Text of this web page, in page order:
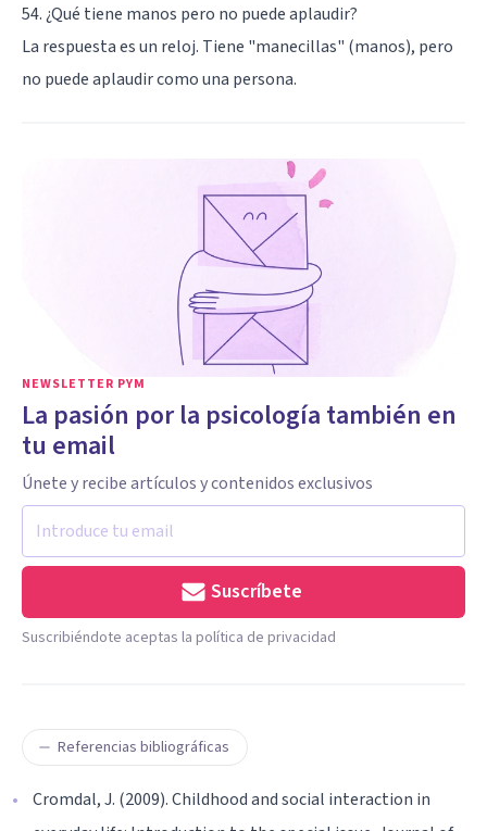
54. ¿Qué tiene manos pero no puede aplaudir?
La respuesta es un reloj. Tiene "manecillas" (manos), pero
no puede aplaudir como una persona.
NEWSLETTER PYM
La pasión por la psicología también en
tu email
Únete y recibe artículos y contenidos exclusivos
Suscríbete
Suscribiéndote aceptas la política de privacidad
Referencias bibliográficas
Cromdal, J. (2009). Childhood and social interaction in